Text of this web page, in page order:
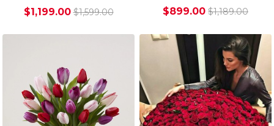
$1,199.00 $1,599.00 $899.00 $1,189.00